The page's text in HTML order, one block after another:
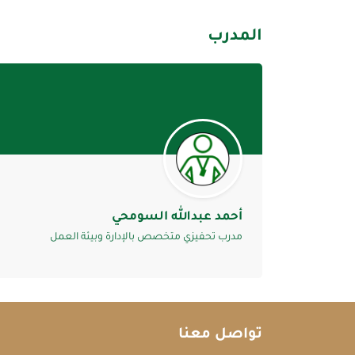
المدرب
أحمد عبدالله السومحي
مدرب تحفيزي متخصص بالإدارة وبيئة العمل
تواصل معنا